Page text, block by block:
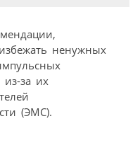
ненужных
из-за их
(ЭМС).